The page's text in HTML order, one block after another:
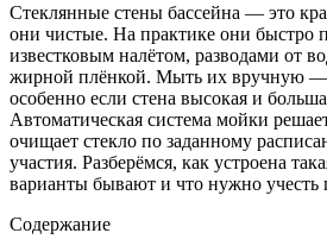
Стеклянные стены бассейна — это
они чистые. На практике они быстро
известковым налётом, разводами от
жирной плёнкой. Мыть их вручную —
особенно если стена высокая и
Автоматическая система мойки
очищает стекло по заданному
участия. Разберёмся, как устроена
варианты бывают и что нужно учесть
Содержание